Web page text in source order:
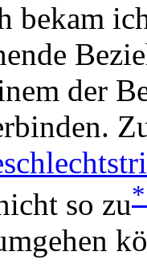
bekam
der
so zu